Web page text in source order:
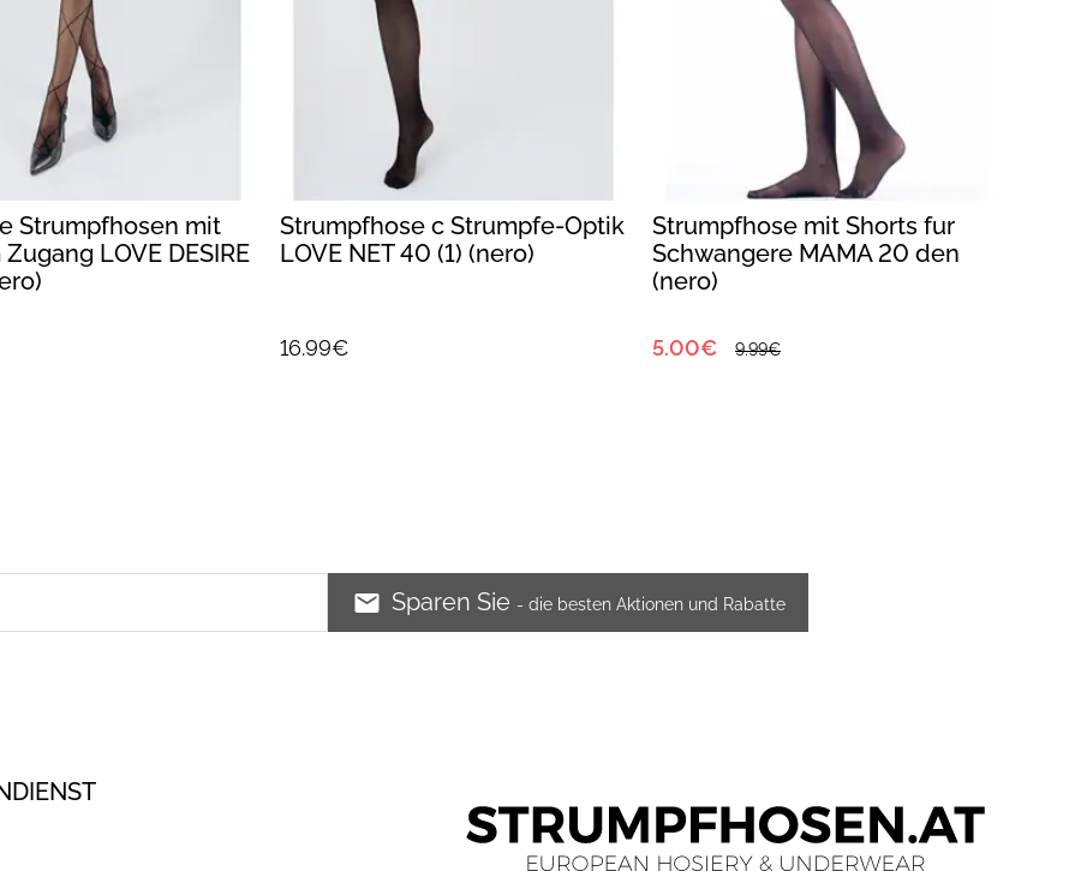
Strumpfhosen mit
LOVE DESIRE
Strumpfhose с Strumpfe-Optik
LOVE NET 40 (1) (nero)
16.99€
Strumpfhose mit Shorts fur
Schwangere MAMA 20 den
(nero)
5.00€ 9.99€
Sparen Sie - die besten Aktionen und Rabatte